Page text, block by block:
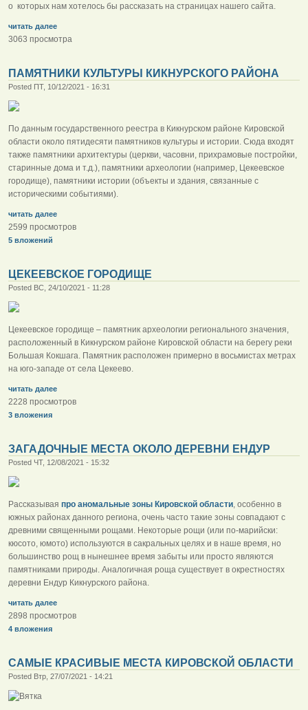
о которых нам хотелось бы рассказать на страницах нашего сайта.
читать далее
3063 просмотра
ПАМЯТНИКИ КУЛЬТУРЫ КИКНУРСКОГО РАЙОНА
Posted ПТ, 10/12/2021 - 16:31
По данным государственного реестра в Кикнурском районе Кировской
области около пятидесяти памятников культуры и истории. Сюда входят
также памятники архитектуры (церкви, часовни, прихрамовые постройки,
старинные дома и т.д.), памятники археологии (например, Цекеевское
городище), памятники истории (объекты и здания, связанные с
историческими событиями).
читать далее
2599 просмотров
5 вложений
ЦЕКЕЕВСКОЕ ГОРОДИЩЕ
Posted ВС, 24/10/2021 - 11:28
Цекеевское городище – памятник археологии регионального значения,
расположенный в Кикнурском районе Кировской области на берегу реки
Большая Кокшага. Памятник расположен примерно в восьмистах метрах
на юго-западе от села Цекеево.
читать далее
2228 просмотров
3 вложения
ЗАГАДОЧНЫЕ МЕСТА ОКОЛО ДЕРЕВНИ ЕНДУР
Posted ЧТ, 12/08/2021 - 15:32
Рассказывая про аномальные зоны Кировской области, особенно в
южных районах данного региона, очень часто такие зоны совпадают с
древними священными рощами. Некоторые рощи (или по-марийски:
кюсото, юмото) используются в сакральных целях и в наше время, но
большинство рощ в нынешнее время забыты или просто являются
памятниками природы. Аналогичная роща существует в окрестностях
деревни Ендур Кикнурского района.
читать далее
2898 просмотров
4 вложения
САМЫЕ КРАСИВЫЕ МЕСТА КИРОВСКОЙ ОБЛАСТИ
Posted Втр, 27/07/2021 - 14:21